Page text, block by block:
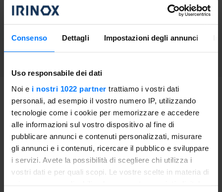
Consenso Dettagli Impostazioni degli annunci
Uso responsabile dei dati
Noi e i nostri 1022 partner trattiamo i vostri dati
personali, ad esempio il vostro numero IP, utilizzando
tecnologie come i cookie per memorizzare e accedere
alle informazioni sul vostro dispositivo al fine di
pubblicare annunci e contenuti personalizzati, misurare
gli annunci e i contenuti, ricercare il pubblico e sviluppare
i servizi. Avete la possibilità di scegliere chi utilizza i
vostri dati e per quali scopi. Le vostre scelte in materia di
DIFFICULTY
Average
Proceeding
Wash the peaches and the peppers, peel-off the
cucumbers, clean the onion and put everything into the
mixer. Add almonds (keeping aside 6 for decoration),
lemon juice, apple vinegar, stale bread, a pinch of salt and
pepper and a drizzle of oil. Blend until the mixture is